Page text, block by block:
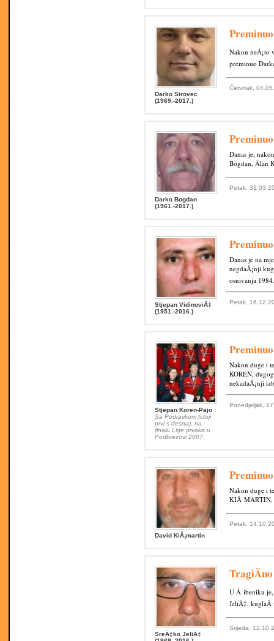
Darko Sirovec
(1969.-2017.)
Nakon neÅ¡to
preminuo
Četvrtak,
Darko Bogdan
(1961.-2017.)
Danas je,
Bogdan, Älan
Petak,
Stjepan VidinoviÄ‡
(1951.-2016.)
Danas je na
negdaÅ¡nji
osnivanja
Petak,
Stjepan Koren-Pajo
Sa Podravkom (stoji
prvi s desna), na
finalu Lige prvaka u
Podbrezovi 2007.
Nakon duge i
KOREN,
nekadaÅ¡nji
Ponedjeljak,
David KiÅ¡martin
Nakon duge i
KIÅ MARTIN,
Petak,
SreÄ‡ko JeliÄ‡
U Å ibeniku
JeliÄ‡,
Srijeda,